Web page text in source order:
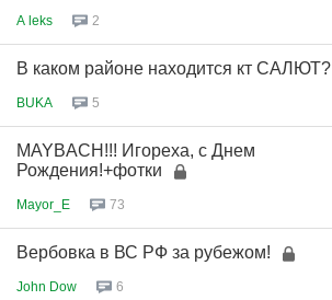
A leks 2
В каком районе находится кт САЛЮТ?
BUKA 5
MAYBACH!!! Игореха, с Днем
Рождения!+фотки
Mayor_E 73
Вербовка в ВС РФ за рубежом!
John Dow 6